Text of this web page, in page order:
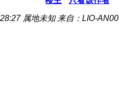
属地未知 来自：LIO-AN00